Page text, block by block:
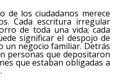
de los ciudadanos merece
Cada escritura irregular
de toda una vida; cada
significar el despojo de
un negocio familiar. Detrás
personas que depositaron
que estaban obligadas a